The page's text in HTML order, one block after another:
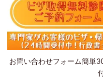
お問い合わせフォーム簡単